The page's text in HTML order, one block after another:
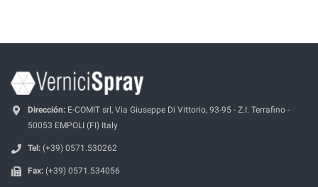
Dirección: E-COMIT srl, Via Giuseppe Di Vittorio, 93-95 - Z.I. Terrafino -
50053 EMPOLI (FI) Italy
Tel: (+39) 0571.530262
Fax: (+39) 0571.534056